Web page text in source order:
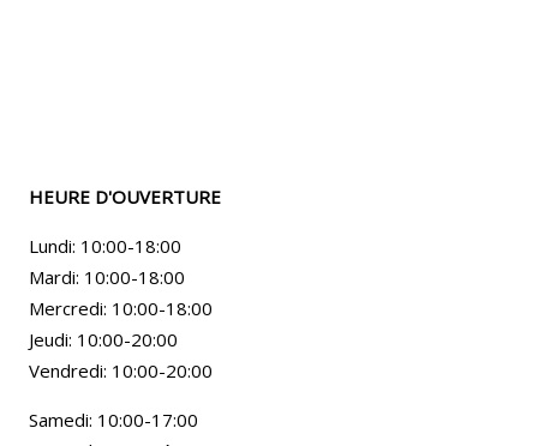
HEURE D'OUVERTURE
Lundi: 10:00-18:00
Mardi: 10:00-18:00
Mercredi: 10:00-18:00
Jeudi: 10:00-20:00
Vendredi: 10:00-20:00
Samedi: 10:00-17:00